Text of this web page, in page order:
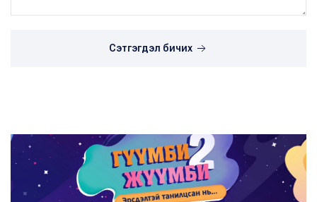
Сэтгэгдэл бичих